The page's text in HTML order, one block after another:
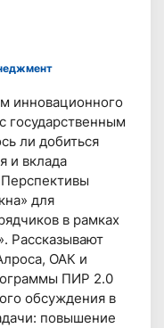
инновационного
государственным
ли добиться
и вклада
для
в рамках
Рассказывают
ОАК и
ПИР 2.0
обсуждения в
повышение